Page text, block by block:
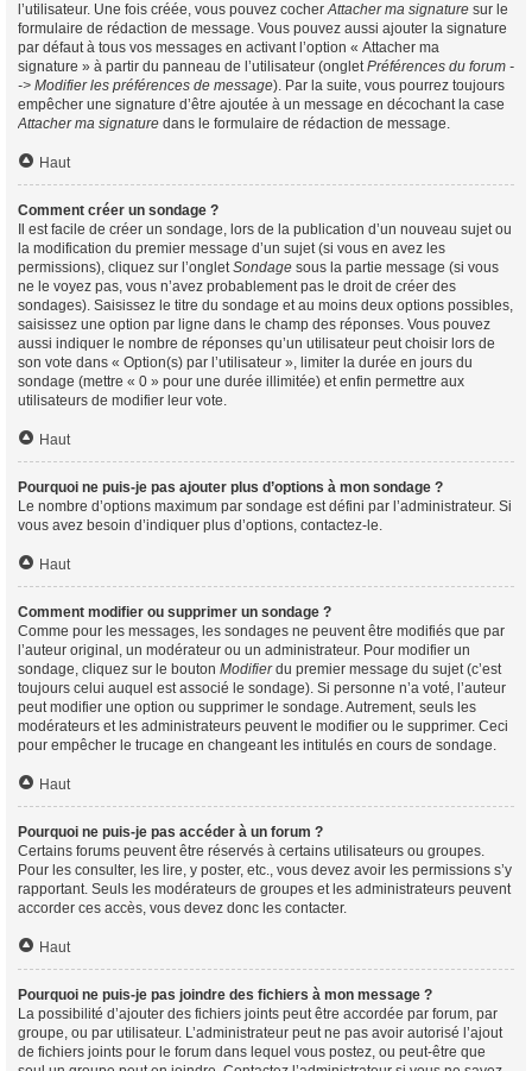
l’utilisateur. Une fois créée, vous pouvez cocherAttacher ma signature sur le
formulaire de rédaction de message. Vous pouvez aussi ajouter la signature
par défaut à tous vos messages en activant l’option « Attacher ma
signature » à partir du panneau de l’utilisateur (ongletPréférences du forum -
-> Modifier les préférences de message). Par la suite, vous pourrez toujours
empêcher une signature d’être ajoutée à un message en décochant la case
Attacher ma signature dans le formulaire de rédaction de message.
Haut
Comment créer un sondage ?
Il est facile de créer un sondage, lors de la publication d’un nouveau sujet ou
la modification du premier message d’un sujet (si vous en avez les
permissions), cliquez sur l’ongletSondage sous la partie message (si vous
ne le voyez pas, vous n’avez probablement pas le droit de créer des
sondages). Saisissez le titre du sondage et au moins deux options possibles,
saisissez une option par ligne dans le champ des réponses. Vous pouvez
aussi indiquer le nombre de réponses qu’un utilisateur peut choisir lors de
son vote dans « Option(s) par l’utilisateur », limiter la durée en jours du
sondage (mettre « 0 » pour une durée illimitée) et enfin permettre aux
utilisateurs de modifier leur vote.
Haut
Pourquoi ne puis-je pas ajouter plus d’options à mon sondage ?
Le nombre d’options maximum par sondage est défini par l’administrateur. Si
vous avez besoin d’indiquer plus d’options, contactez-le.
Haut
Comment modifier ou supprimer un sondage ?
Comme pour les messages, les sondages ne peuvent être modifiés que par
l’auteur original, un modérateur ou un administrateur. Pour modifier un
sondage, cliquez sur le bouton Modifierdu premier message du sujet (c’est
toujours celui auquel est associé le sondage). Si personne n’a voté, l’auteur
peut modifier une option ou supprimer le sondage. Autrement, seuls les
modérateurs et les administrateurs peuvent le modifier ou le supprimer. Ceci
pour empêcher le trucage en changeant les intitulés en cours de sondage.
Haut
Pourquoi ne puis-je pas accéder à un forum ?
Certains forums peuvent être réservés à certains utilisateurs ou groupes.
Pour les consulter, les lire, y poster, etc., vous devez avoir les permissions s’y
rapportant. Seuls les modérateurs de groupes et les administrateurs peuvent
accorder ces accès, vous devez donc les contacter.
Haut
Pourquoi ne puis-je pas joindre des fichiers à mon message ?
La possibilité d’ajouter des fichiers joints peut être accordée par forum, par
groupe, ou par utilisateur. L’administrateur peut ne pas avoir autorisé l’ajout
de fichiers joints pour le forum dans lequel vous postez, ou peut-être que